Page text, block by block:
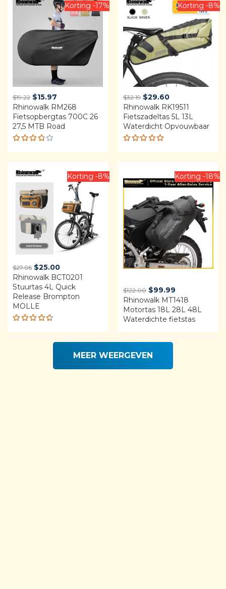
Korting -17%
$19.22 Original
price
was:
$19.22.
$15.97
price
is:
$15.97.
Rhinowalk RM268
Fietsopbergtas 700C 26
27,5 MTB Road
Rated
3.75
out of
5
Korting -8%
$32.19 Original
price
was:
$32.19.
$29.60Current
price
is:
$29.60.
Rhinowalk RK19511
Fietszadeltas 5L 13L
Waterdicht Opvouwbaar
Rated
4.92out
Korting -8%
$27.05 Original
price
was:
$27.05.
$25.00Current
price
is:
$25.00.
Rhinowalk BCT0201
Stuurtas 4L Quick
Release Brompton
MOLLE
Rated
Korting -18%
$122.00 Original
price
was:
$122.00.
$99.99
price
is:
$99.99.
Rhinowalk MT1418
Motortas 18L 28L 48L
Waterdichte fietstas
MEER WEERGEVEN